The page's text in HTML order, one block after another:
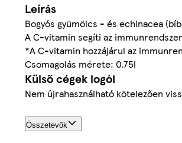
Leírás
Bogyós gyümölcs - és echinacea
A C-vitamin segíti az
*A C-vitamin hozzájárul az
Csomagolás mérete: 0.75l
Külső cégek logói
Nem újrahasználható kötelezően
Összetevők